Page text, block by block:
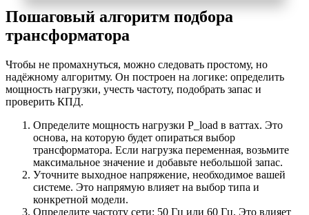
Пошаговый алгоритм подбора
трансформатора
Чтобы не промахнуться, можно следовать простому, но
надёжному алгоритму. Он построен на логике: определить
мощность нагрузки, учесть частоту, подобрать запас и
проверить КПД.
Определите мощность нагрузки P_load в ваттах. Это
основа, на которую будет опираться выбор
трансформатора. Если нагрузка переменная, возьмите
максимальное значение и добавьте небольшой запас.
Уточните выходное напряжение, необходимое вашей
системе. Это напрямую влияет на выбор типа и
конкретной модели.
Определите частоту сети: 50 Гц или 60 Гц. Это влияет